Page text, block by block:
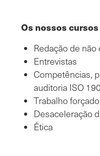
Os nossos
Redação de
Entrevistas
Competências,
auditoria ISO
Trabalho forçado
Desaceleração
Ética